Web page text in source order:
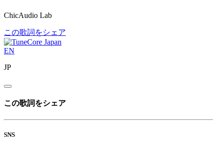
ChicAudio Lab
この歌詞をシェア
EN
JP
この歌詞をシェア
SNS